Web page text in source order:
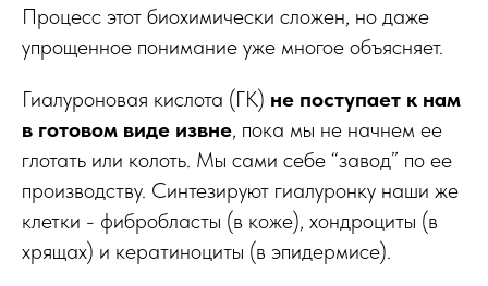
Процесс этот биохимически сложен, но даже
упрощенное понимание уже многое объясняет.
Гиалуроновая кислота (ГК) не поступает к нам
в готовом виде извне, пока мы не начнем ее
глотать или колоть. Мы сами себе “завод” по ее
производству. Синтезируют гиалуронку наши же
клетки - фибробласты (в коже), хондроциты (в
хрящах) и кератиноциты (в эпидермисе).